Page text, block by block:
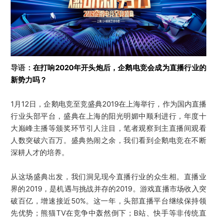
导语： 在打响2020年开头炮后，企鹅电竞会成为直播行业的
新势力吗？
1月12日，企鹅电竞至竞盛典2019在上海举行，作为国内直播
行业头部平台，盛典在上海的阳光明媚中顺利进行，年度十
大巅峰主播等颁奖环节引人注目，笔者观察到主直播间观看
人数突破六百万。盛典热闹之余，我们看到企鹅电竞在不断
深耕人才的培养。
从这场盛典出发，我们洞见现今直播行业的众生相。直播业
界的2019，是机遇与挑战并存的2019。游戏直播市场收入突
破百亿，增速接近50%。这一年，头部直播平台继续保持领
先优势；熊猫TV在竞争中轰然倒下；B站、快手等非传统直